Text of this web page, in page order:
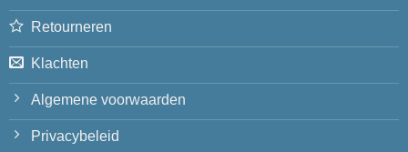
Retourneren
Klachten
Algemene voorwaarden
Privacybeleid